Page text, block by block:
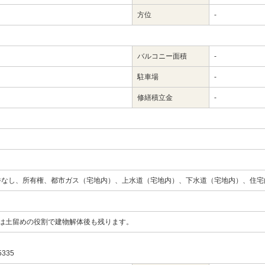
方位 -
バルコニー面積 -
駐車場 -
修繕積立金 -
し、所有権、都市ガス（宅地内）、上水道（宅地内）、下水道（宅地内）、住
土留めの役割で建物解体後も残ります。